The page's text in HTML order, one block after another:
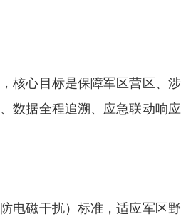
核心目标是保障军区营区、
数据全程追溯、应急联动响
电磁干扰）标准，适应军区